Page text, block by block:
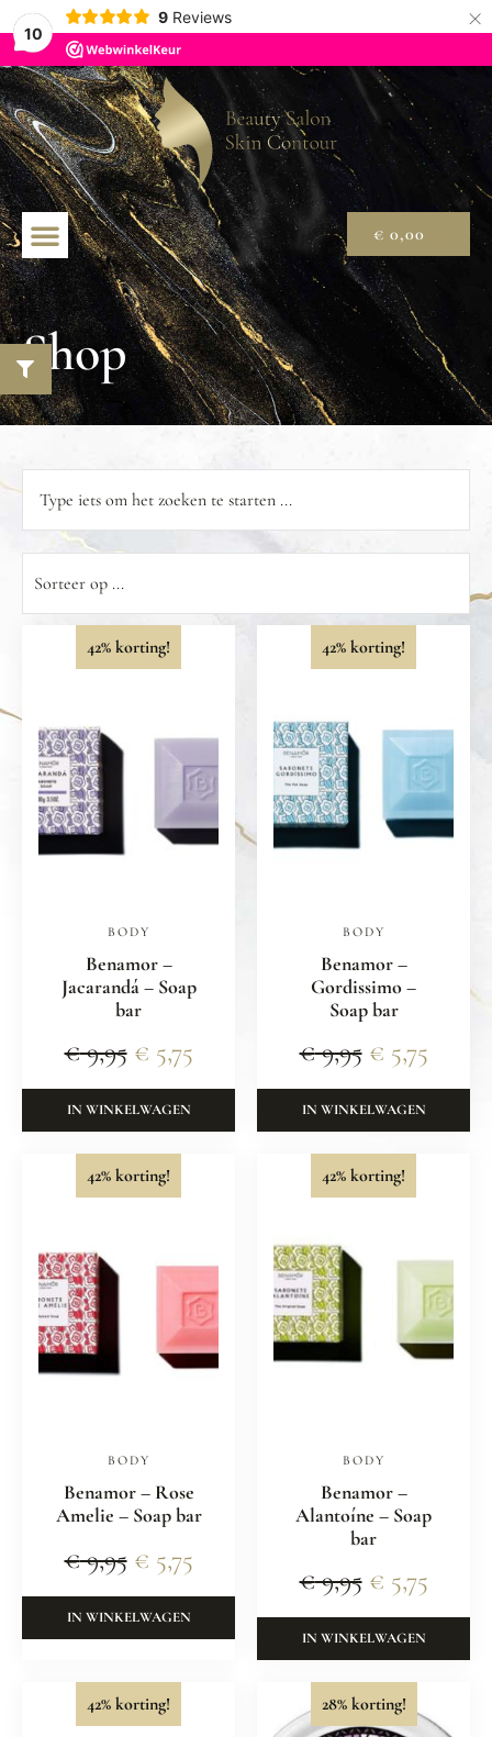
10
9 Reviews ×
€ 0,00
Shop
42% korting!
BODY
Benamor –
Jacarandá – Soap
bar
€9,95 € 5,75
IN WINKELWAGEN
42% korting!
BODY
Benamor –
Gordissimo –
Soap bar
€9,95 € 5,75
IN WINKELWAGEN
42% korting!
BODY
Benamor – Rose
Amelie – Soap bar
€9,95 € 5,75
IN WINKELWAGEN
42% korting!
BODY
Benamor –
Alantoíne – Soap
bar
€9,95 € 5,75
IN WINKELWAGEN
42% korting! 28% korting!